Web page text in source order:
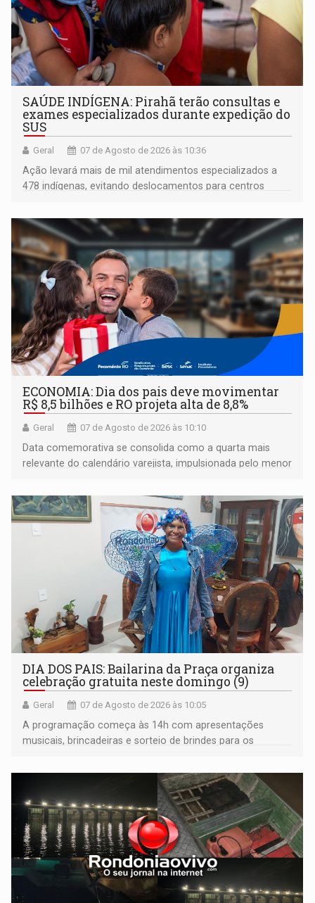
SAÚDE INDÍGENA: Pirahã terão consultas e
exames especializados durante expedição do
SUS
Geral 07 de Agosto de 2026 às 10:36
Ação levará mais de mil atendimentos especializados a
478 indígenas, evitando deslocamentos para centros
ECONOMIA: Dia dos pais deve movimentar
R$ 8,5 bilhões e RO projeta alta de 8,8%
Geral 07 de Agosto de 2026 às 10:10
Data comemorativa se consolida como a quarta mais
relevante do calendário varejista, impulsionada pelo menor
média do trabalhador
DIA DOS PAIS: Bailarina da Praça organiza
celebração gratuita neste domingo (9)
Geral 07 de Agosto de 2026 às 10:05
A programação começa às 14h com apresentações
musicais, brincadeiras e sorteio de brindes para os
bolo e canto de parabéns dedicado aos pais